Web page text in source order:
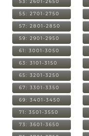
53: 2601-2650
55: 2701-2750
57: 2801-2850
59: 2901-2950
61: 3001-3050
63: 3101-3150
65: 3201-3250
67: 3301-3350
69: 3401-3450
71: 3501-3550
73: 3601-3650